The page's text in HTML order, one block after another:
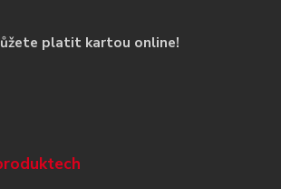
platit kartou online!